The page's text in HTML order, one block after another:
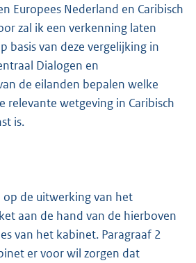
Europees Nederland en Caribisch
zal ik een verkenning laten
basis van deze vergelijking in
Dialogen en
de eilanden bepalen welke
relevante wetgeving in Caribisch
is.
op de uitwerking van het
aan de hand van de hierboven
van het kabinet. Paragraaf 2
er voor wil zorgen dat